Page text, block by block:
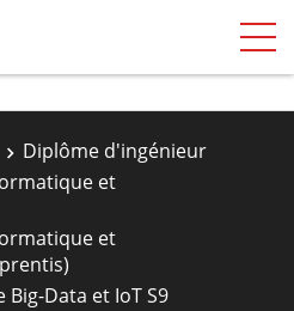
Diplôme d'ingénieur
et
et
Data et IoT S9